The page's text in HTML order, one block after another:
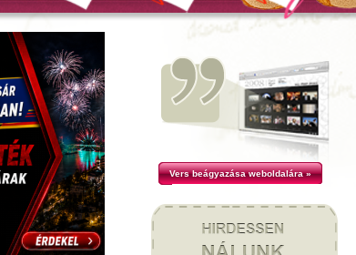
Vers beágyazása weboldalára »